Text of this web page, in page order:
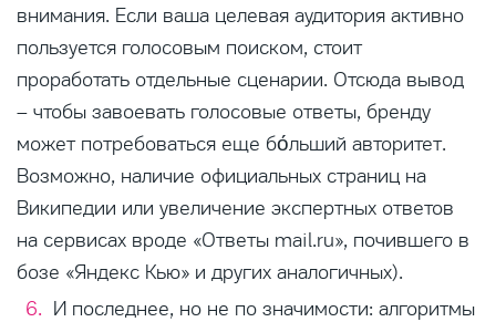
внимания. Если ваша целевая аудитория активно
пользуется голосовым поиском, стоит
проработать отдельные сценарии. Отсюда вывод
– чтобы завоевать голосовые ответы, бренду
может потребоваться еще бо́льший авторитет.
Возможно, наличие официальных страниц на
Википедии или увеличение экспертных ответов
на сервисах вроде «Ответы mail.ru», почившего в
бозе «Яндекс Кью» и других аналогичных).
И последнее, но не по значимости: алгоритмы